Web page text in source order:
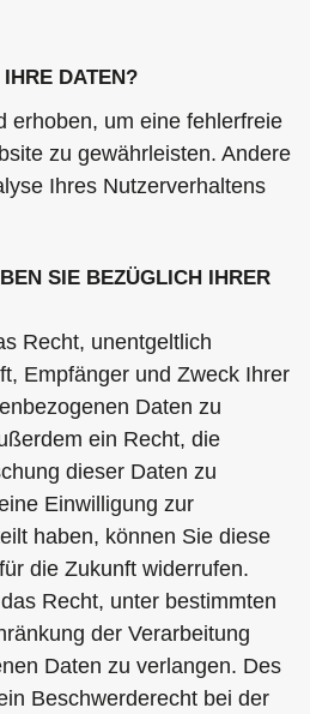
DATEN?
erhoben, um eine fehlerfreie
zu gewährleisten. Andere
Ihres Nutzerverhaltens
SIE BEZÜGLICH IHRER
Recht, unentgeltlich
Empfänger und Zweck Ihrer
Daten zu
ein Recht, die
dieser Daten zu
Einwilligung zur
haben, können Sie diese
die Zukunft widerrufen.
Recht, unter bestimmten
der Verarbeitung
Daten zu verlangen. Des
Beschwerderecht bei der